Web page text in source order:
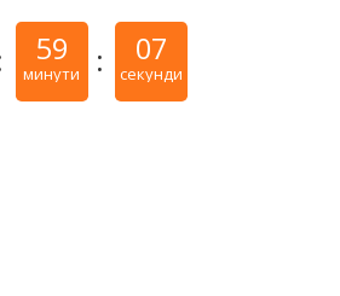
59
минути
06
секунди